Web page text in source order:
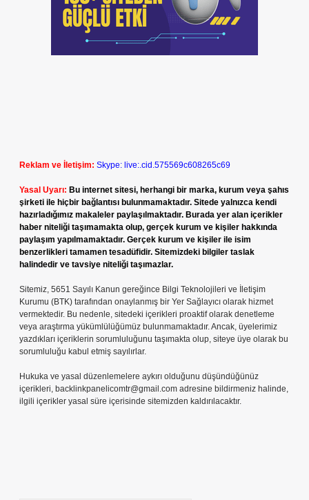
Reklam ve İletişim: Skype: live:.cid.575569c608265c69
Yasal Uyarı: Bu internet sitesi, herhangi bir marka, kurum veya şahıs
şirketi ile hiçbir bağlantısı bulunmamaktadır. Sitede yalnızca kendi
hazırladığımız makaleler paylaşılmaktadır. Burada yer alan içerikler
haber niteliği taşımamakta olup, gerçek kurum ve kişiler hakkında
paylaşım yapılmamaktadır. Gerçek kurum ve kişiler ile isim
benzerlikleri tamamen tesadüfidir. Sitemizdeki bilgiler taslak
halindedir ve tavsiye niteliği taşımazlar.
Sitemiz, 5651 Sayılı Kanun gereğince Bilgi Teknolojileri ve İletişim
Kurumu (BTK) tarafından onaylanmış bir Yer Sağlayıcı olarak hizmet
vermektedir. Bu nedenle, sitedeki içerikleri proaktif olarak denetleme
veya araştırma yükümlülüğümüz bulunmamaktadır. Ancak, üyelerimiz
yazdıkları içeriklerin sorumluluğunu taşımakta olup, siteye üye olarak bu
sorumluluğu kabul etmiş sayılırlar.
Hukuka ve yasal düzenlemelere aykırı olduğunu düşündüğünüz
içerikleri, backlinkpanelicomtr@gmail.com adresine bildirmeniz halinde,
ilgili içerikler yasal süre içerisinde sitemizden kaldırılacaktır.